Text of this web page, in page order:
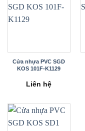
Cửa nhựa PVC SGD
KOS 101F-K1129
Liên hệ